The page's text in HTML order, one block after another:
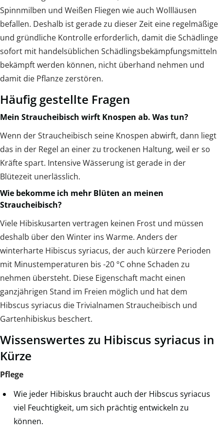
Spinnmilben und Weißen Fliegen wie auch Wollläusen
befallen. Deshalb ist gerade zu dieser Zeit eine regelmäßige
und gründliche Kontrolle erforderlich, damit die Schädlinge
sofort mit handelsüblichen Schädlingsbekämpfungsmitteln
bekämpft werden können, nicht überhand nehmen und
damit die Pflanze zerstören.
Häufig gestellte Fragen
Mein Straucheibisch wirft Knospen ab. Was tun?
Wenn der Straucheibisch seine Knospen abwirft, dann liegt
das in der Regel an einer zu trockenen Haltung, weil er so
Kräfte spart. Intensive Wässerung ist gerade in der
Blütezeit unerlässlich.
Wie bekomme ich mehr Blüten an meinen
Straucheibisch?
Viele Hibiskusarten vertragen keinen Frost und müssen
deshalb über den Winter ins Warme. Anders der
winterharte Hibiscus syriacus, der auch kürzere Perioden
mit Minustemperaturen bis -20 °C ohne Schaden zu
nehmen übersteht. Diese Eigenschaft macht einen
ganzjährigen Stand im Freien möglich und hat dem
Hibscus syriacus die Trivialnamen Straucheibisch und
Gartenhibiskus beschert.
Wissenswertes zu Hibiscus syriacus in
Kürze
Pflege
Wie jeder Hibiskus braucht auch der Hibscus syriacus
viel Feuchtigkeit, um sich prächtig entwickeln zu
können.